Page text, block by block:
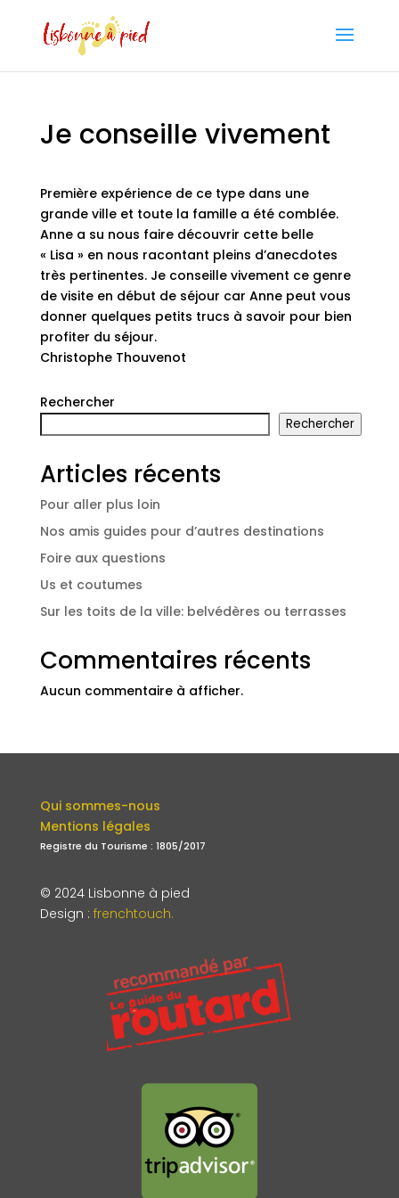
Je conseille vivement
Première expérience de ce type dans une
grande ville et toute la famille a été comblée.
Anne a su nous faire découvrir cette belle
« Lisa » en nous racontant pleins d’anecdotes
très pertinentes. Je conseille vivement ce genre
de visite en début de séjour car Anne peut vous
donner quelques petits trucs à savoir pour bien
profiter du séjour.
Christophe Thouvenot
Rechercher
Rechercher
Articles récents
Pour aller plus loin
Nos amis guides pour d’autres destinations
Foire aux questions
Us et coutumes
Sur les toits de la ville: belvédères ou terrasses
Commentaires récents
Aucun commentaire à afficher.
Qui sommes-nous
Mentions légales
Registre du Tourisme : 1805/2017
© 2024 Lisbonne à pied
Design : frenchtouch.